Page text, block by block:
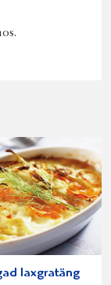
laxgratäng